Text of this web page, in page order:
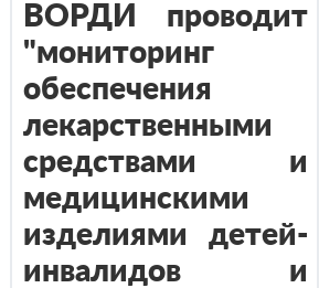
ВОРДИ проводит
"мониторинг
обеспечения
лекарственными
средствами и
медицинскими
изделиями детей-
инвалидов и